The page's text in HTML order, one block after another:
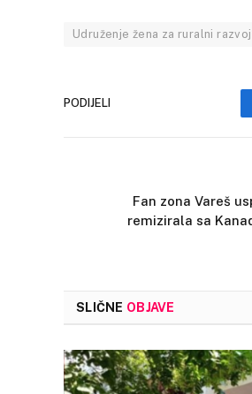
Udruženje žena za ruralni
PODIJELI
Fan zona Vareš
remizirala sa
SLIČNE OBJAVE